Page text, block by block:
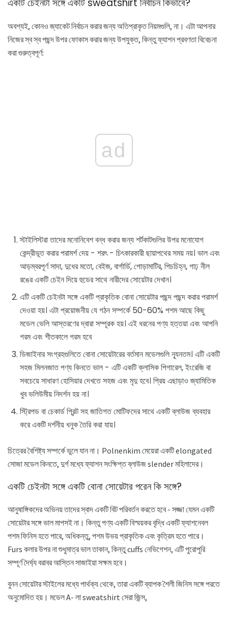
একটি চেইনটা সঙ্গে একটি sweatshirt নির্বাচন কিভাবে?
অবশ্যই, কোনও জ্যাকেট নির্বাচন করার জন্য অতিপ্রাকৃত নিয়মগুলি, না। এটা আপনার
নিজের স্ব স্ব পছন্দ উপর ফোকাস করার জন্য উপযুক্ত, কিন্তু ফ্যাশন প্রবণতা বিবেচনা
করা গুরুত্বপূর্ণ:
ad
স্টাইলিস্টরা তাদের মনোনিবেশ বন্ধ করার জন্য শর্টকাটগুলির উপর মনোযোগ
কেন্দ্রীভূত করার পরামর্শ দেয় - শরৎ - চিৎকারকারী ছায়াপথের সময় নয়। ভাল এবং
আড়ম্বরপূর্ণ সাদা, দুধের মতো, বেইজ, বার্গার্ডি, পোড়ামাটির, পিচচিহ্ন, গাঢ় নীল
রঙের একটি চেইন দিয়ে হুডের সাথে নারীদের সোয়েটার দেখান।
এটি একটি চেইনটা সঙ্গে একটি প্রাকৃতিক বোনা সোয়েটার পছন্দ পছন্দ করার পরামর্শ
দেওয়া হয়। এটা প্রয়োজনীয় যে গঠন সম্পর্কে 50-60% পশম আছে কিছু
মডেল ভেলি আস্তরণের দ্বারা সম্পূরক হয়। এই ধরনের পণ্য হত্তয়া এবং আপনি
গরম এবং শীতকালে গরম হবে
ডিজাইনার সংগ্রহগুলিতে বোনা সোয়েটারের বর্তমান মডেলগুলি ন্যূনতম। এটি একটি
সহজ মিলনজাত পণ্য কিনতে ভাল - এটি একটি ক্লাসিক পিগারেল, ইংরেজি বা
সবচেয়ে সাধারণ হোসিয়ার দেখতে সহজ এবং মৃদু হবে। প্রিয় এছাড়াও জ্যামিতিক
খুব ভলিউমীয় নিদর্শন হয় না।
স্ট্রিপড বা চেকার্ড প্রিন্ট সহ জাতিগত মোটিফদের সাথে একটি ব্লাউজ ব্যবহার
করে একটি দর্শনীয় ধনুক তৈরি করা যায়।
চিত্রের বৈশিষ্ট্য সম্পর্কে ভুলে যান না। Polnenkim মেয়েরা একটি elongated
সোজা মডেল কিনতে, দুর্গ মধ্যে ফ্যাশন সংক্ষিপ্ত ব্লাউজ slender মহিলাদের।
একটি চেইনটা সঙ্গে একটি বোনা সোয়েটার পরেন কি সঙ্গে?
আনুষাঙ্গিকদের অভিনয় তাদের স্বাদ একটি বিট পরিবর্তন করতে হবে - সজ্জা যেমন একটি
সোয়েটার সঙ্গে ভাল মাপসই না। কিন্তু পণ্য একটি বিস্ময়কর বৃদ্ধি একটি ফ্যাশনেবল
পশম ফিনিস হতে পারে, অধিকন্তু, পশম উভয় প্রাকৃতিক এবং কৃত্রিম হতে পারে।
Furs কলার উপর না শুধুমাত্র ভাল তাকান, কিন্তু cuffs নেভিগেশন, এটি পুরোপুরি
সম্পূর্ণ দৈর্ঘ্য বরাবর আস্তিন সাজাইয়া সক্ষম হবে।
বুনন সোয়েটার স্টাইলের মধ্যে পার্থক্য থেকে, তারা একটি ব্যাপক শৈলী জিনিস সঙ্গে পরতে
অনুমোদিত হয়। মডেল A- লা sweatshirt সেরা জিন্স,